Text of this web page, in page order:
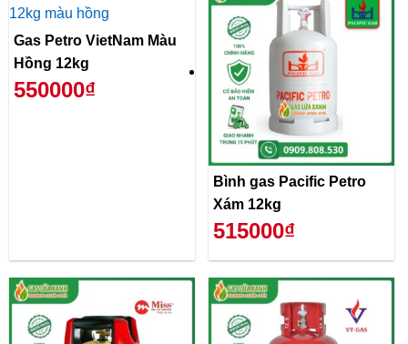
Gas Petro VietNam Màu
Hồng 12kg
550000₫
Bình gas Pacific Petro
Xám 12kg
515000₫